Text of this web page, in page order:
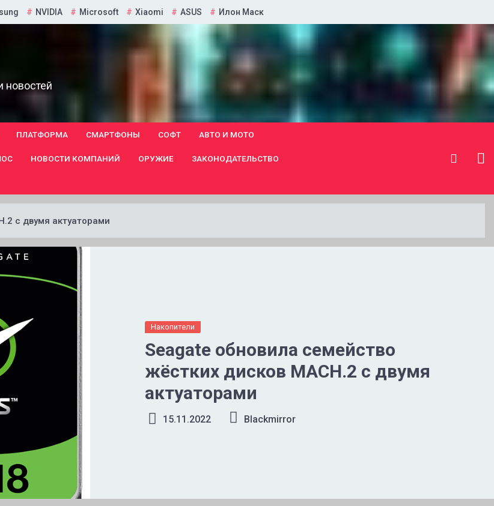
NVIDIA Microsoft Xiaomi ASUS Илон Маск
новостей
ПЛАТФОРМА СМАРТФОНЫ СОФТ АВТО И МОТО
НОВОСТИ КОМПАНИЙ ОРУЖИЕ ЗАКОНОДАТЕЛЬСТВО
с двумя актуаторами
Накопители
Seagate обновила семейство
жёстких дисков MACH.2 с двумя
актуаторами
15.11.2022 Blackmirror